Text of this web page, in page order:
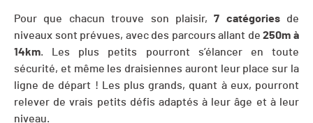
Pour que chacun trouve son plaisir,7 catégoriesde
niveaux sont prévues, avec des parcours allant de250m à
14km. Les plus petits pourront s’élancer en toute
sécurité, et même les draisiennes auront leur place sur la
ligne de départ ! Les plus grands, quant à eux, pourront
relever de vrais petits défis adaptés à leur âge et à leur
niveau.